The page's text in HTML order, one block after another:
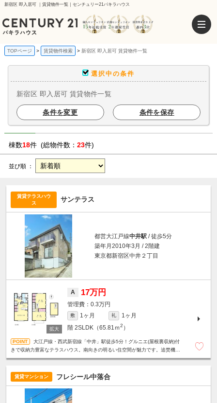
新宿区 即入居可 ｜賃貸物件一覧｜センチュリー21パキラハウス
TOPページ 賃貸物件検索 新宿区 即入居可 賃貸物件一覧
選択中の条件
新宿区 即入居可 賃貸物件一覧
条件を変更 条件を保存
棟数18件 (総物件数： 23件)
並び順 ：
賃貸テラスハウ
ス
サンテラス
都営大江戸線中井駅 / 徒歩5分
築年月2010年3月 / 2階建
東京都新宿区中井２丁目
A 17万円
0.3万円
敷 1ヶ月 礼
1ヶ月
階 2SLDK（65.81ｍ2 ）
大江戸線・西武新宿線「中井」駅徒歩5分！グルニエ(屋根裏収納)付
きで収納力豊富なテラスハウス。南向きの明るい住空間が魅力です。追焚機能
賃貸マンション フレシール中落合